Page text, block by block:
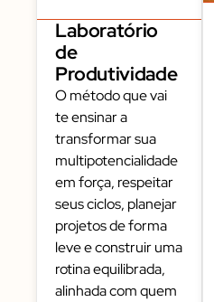
Laboratório
de
Produtividade
O método que vai
te ensinar a
transformar sua
multipotencialidade
em força, respeitar
seus ciclos, planejar
projetos de forma
leve e construir uma
rotina equilibrada,
alinhada com quem